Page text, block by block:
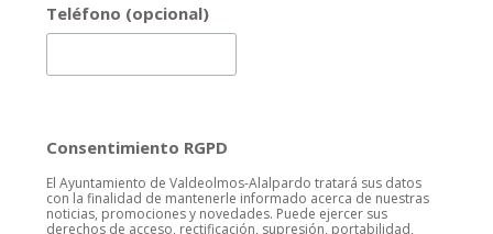
Teléfono (opcional)
Consentimiento RGPD
El Ayuntamiento de Valdeolmos-Alalpardo tratará sus datos
con la finalidad de mantenerle informado acerca de nuestras
noticias, promociones y novedades. Puede ejercer sus
derechos de acceso, rectificación, supresión, portabilidad,